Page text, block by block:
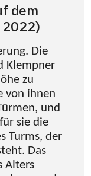
dem
Die
Klempner
zu
von ihnen
und
sie die
Turms, der
Das
Alters